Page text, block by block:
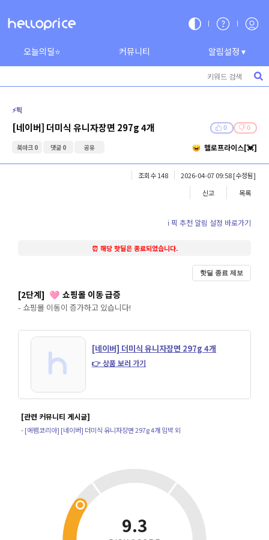
오늘의딜⭐ 커뮤니티 알림설정 ▾
⚡️픽
[네이버] 더미식 유니자장면 297g 4개 0 0
북마크 0 댓글 0 공유 헬로프라이스[💓]
조회수 148 2026-04-07 09:58[수정됨]
신고
목록
ℹ️ 픽 추천 알림 설정 바로가기
⏰ 해당 핫딜은 종료되었습니다.
핫딜 종료 제보
[2단계] 🩷 쇼핑몰 이동 급증
- 쇼핑몰 이동이 증가하고 있습니다!
[네이버] 더미식 유니자장면 297g 4개
👉 상품 보러 가기
[관련 커뮤니티 게시글]
- [에펨코리아] [네이버] 더미식 유니자장면 297g 4개 임박 외
9.3